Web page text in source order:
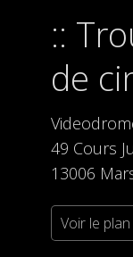
de
49 Cours
13006
Voir le plan